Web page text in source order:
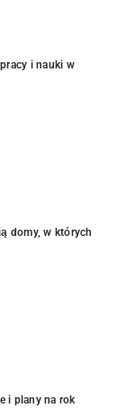
i nauki w
domy, w których
i plany na rok